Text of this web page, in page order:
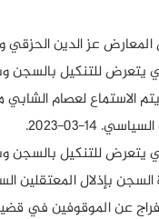
عز الدين
يتعرض للتنكيل
لعصام الشابي مجددًا بعد
السياسي. 14-03-2023.
يتعرض للتنكيل
السجن بإذلال المعتقلين
عن الموقوفين في قضية